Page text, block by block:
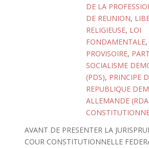
DE LA
DE REUNION,
RELIGIEUSE, LOI
FONDAMENTALE,
PROVISOIRE,
SOCIALISME
(PDS), PRINCIPE
REPUBLIQUE
ALLEMANDE
AVANT DE PRESENTER LA
COUR CONSTITUTIONNELLE